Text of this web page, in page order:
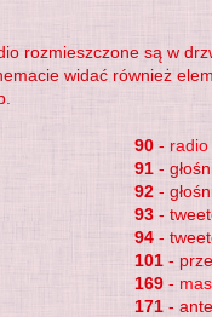
rozmieszczone są w
widać również
90 - radio
91 -
92 -
93 -
94 -
101 -
169 -
171 -